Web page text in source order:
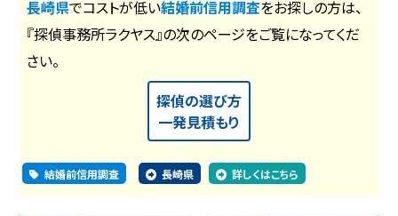
長崎県でコストが低い結婚前信用調査をお探しの方は、
『探偵事務所ラクヤス』の次のページをご覧になってくだ
さい。
探偵の選び方
一発見積もり
結婚前信用調査 長崎県 詳しくはこちら